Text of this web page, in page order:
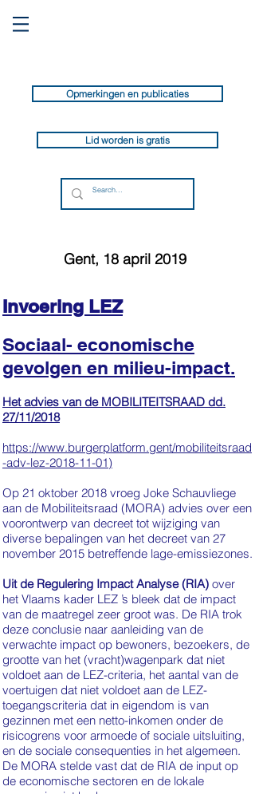
Opmerkingen en publicaties
Lid worden is gratis
Gent, 18 april 2019
Invoering LEZ
Sociaal- economische
gevolgen en milieu-impact.
Het advies van de MOBILITEITSRAAD dd.
27/11/2018
https://www.burgerplatform.gent/mobiliteitsraad
-adv-lez-2018-11-01)
Op 21 oktober 2018 vroeg Joke Schauvliege
aan de Mobiliteitsraad (MORA) advies over een
voorontwerp van decreet tot wijziging van
diverse bepalingen van het decreet van 27
november 2015 betreffende lage-emissiezones.
Uit de Regulering Impact Analyse (RIA) over
het Vlaams kader LEZ ’s bleek dat de impact
van de maatregel zeer groot was. De RIA trok
deze conclusie naar aanleiding van de
verwachte impact op bewoners, bezoekers, de
grootte van het (vracht)wagenpark dat niet
voldoet aan de LEZ-criteria, het aantal van de
voertuigen dat niet voldoet aan de LEZ-
toegangscriteria dat in eigendom is van
gezinnen met een netto-inkomen onder de
risicogrens voor armoede of sociale uitsluiting,
en de sociale consequenties in het algemeen.
De MORA stelde vast dat de RIA de input op
de economische sectoren en de lokale